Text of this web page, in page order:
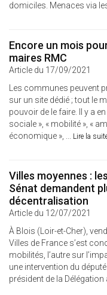
domiciles. Menaces via
Encore un mois
maires RMC
Article du 17/09/2021
Les communes peuvent
sur un site dédié ; tout le
pouvoir de le faire. Il y a
sociale », « mobilité », «
économique », ... Lire la
Villes moyennes :
Sénat demandent
décentralisation
Article du 12/07/2021
À Blois (Loir-et-Cher),
Villes de France s’est
mobilités, l’autre sur
une intervention du
président de la Délégation